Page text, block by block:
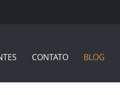
CONTATO BLOG